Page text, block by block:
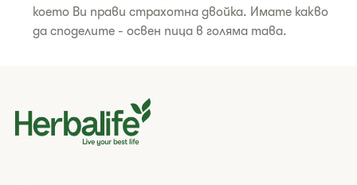
което Ви прави страхотна двойка. Имате какво
да споделите - освен пица в голяма тава.